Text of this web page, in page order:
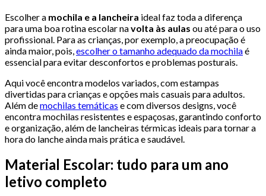
Escolher a mochila e a lancheira ideal faz toda a diferença
para uma boa rotina escolar navolta às aulas ou até para o uso
profissional. Para as crianças, por exemplo, a preocupação é
ainda maior, pois, escolher o tamanho adequado da mochilaé
essencial para evitar desconfortos e problemas posturais.
Aqui você encontra modelos variados, com estampas
divertidas para crianças e opções mais casuais para adultos.
Além demochilas temáticas e com diversos designs, você
encontra mochilas resistentes e espaçosas, garantindo conforto
e organização, além de lancheiras térmicas ideais para tornar a
hora do lanche ainda mais prática e saudável.
Material Escolar: tudo para um ano
letivo completo